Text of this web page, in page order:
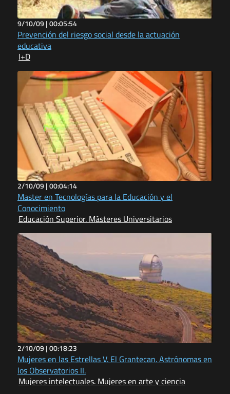
9/10/09 |00:05:54
Prevención del riesgo social desde la actuación
educativa
I+D
2/10/09 |00:04:14
Master en Tecnologías para la Educación y el
Conocimiento
Educación Superior. Másteres Universitarios
2/10/09 |00:18:23
Mujeres en las Estrellas V. El Grantecan. Astrónomas en
los Observatorios II.
Mujeres intelectuales. Mujeres en arte y ciencia